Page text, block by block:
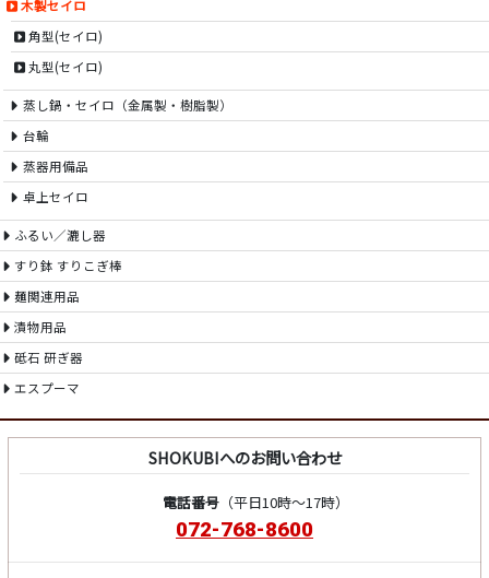
木製セイロ
角型(セイロ)
丸型(セイロ)
蒸し鍋・セイロ（金属製・樹脂製）
台輪
蒸器用備品
卓上セイロ
ふるい／漉し器
すり鉢 すりこぎ棒
麺関連用品
漬物用品
砥石 研ぎ器
エスプーマ
SHOKUBIへのお問い合わせ
電話番号（平日10時～17時）
072-768-8600